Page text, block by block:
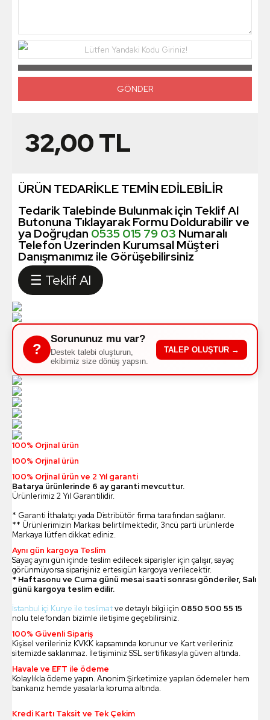
Lütfen Yandaki Kodu Giriniz!
32,00TL
ÜRÜN TEDARİKLE TEMİN EDİLEBİLİR
Tedarik Talebinde Bulunmak için Teklif Al
Butonuna Tıklayarak Formu Doldurabilir ve
ya Doğrudan 0535 015 79 03 Numaralı
Telefon Üzerinden Kurumsal Müşteri
Danışmanımız ile Görüşebilirsiniz
☰ Teklif Al
?
Sorununuz mu var?
Destek talebi oluşturun,
ekibimiz size dönüş yapsın.
TALEP OLUŞTUR →
100% Orjinal ürün
100% Orjinal ürün
100% Orjinal ürün ve 2 Yıl garanti
Batarya ürünlerinde 6 ay garanti mevcuttur.
Ürünlerimiz 2 Yıl Garantilidir.
* Garanti İthalatçı yada Distribütör firma tarafından sağlanır.
** Ürünlerimizin Markası belirtilmektedir, 3ncü parti ürünlerde
Markaya lütfen dikkat ediniz.
Aynı gün kargoya Teslim
Sayaç aynı gün içinde teslim edilecek siparişler için çalışır, sayaç
görünmüyorsa siparişiniz ertesigün kargoya verilecektir.
* Haftasonu ve Cuma günü mesai saati sonrası gönderiler, Salı
günü kargoya teslim edilir.
İstanbul içi Kurye ile teslimatve detaylı bilgi için 0850 500 55 15
nolu telefondan bizimle iletişime geçebilirsiniz.
100% Güvenli Sipariş
Kişisel verileriniz KVKK kapsamında korunur ve Kart verileriniz
sitemizde saklanmaz. İletişiminiz SSL sertifikasıyla güven altında.
Havale ve EFT ile ödeme
Kolaylıkla ödeme yapın. Anonim Şirketimize yapılan ödemeler hem
bankanız hemde yasalarla koruma altında.
Kredi Kartı Taksit ve Tek Çekim